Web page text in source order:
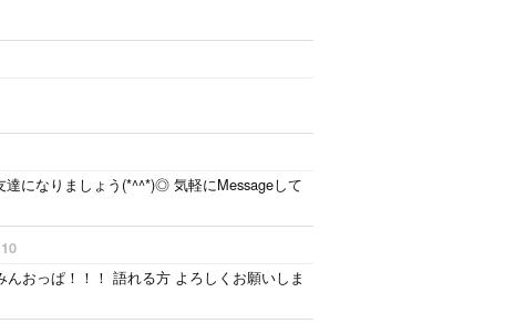
になりましょう(*^^*)◎ 気軽にMessageして
おっぱ！！！ 語れる方 よろしくお願いしま